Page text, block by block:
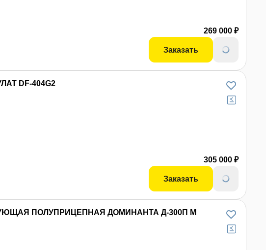
269 000 ₽
Заказать
DF-404G2
305 000 ₽
Заказать
ПОЛУПРИЦЕПНАЯ ДОМИНАНТА Д-300П М